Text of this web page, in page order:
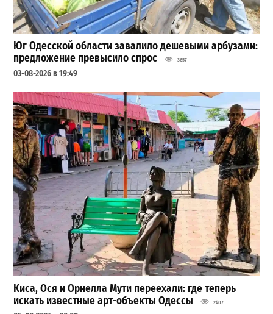
Юг Одесской области завалило дешевыми арбузами:
предложение превысило спрос
3657
03-08-2026 в 19:49
Киса, Ося и Орнелла Мути переехали: где теперь
искать известные арт-объекты Одессы
2407